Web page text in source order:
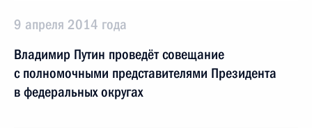
9 апреля 2014 года
Владимир Путин проведёт совещание
с полномочными представителями Президента
в федеральных округах